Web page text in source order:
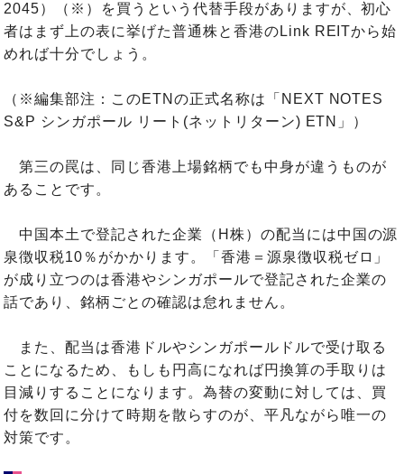
2045）（※）を買うという代替手段がありますが、初心
者はまず上の表に挙げた普通株と香港のLink REITから始
めれば十分でしょう。
（※編集部注：このETNの正式名称は「NEXT NOTES
S&P シンガポール リート(ネットリターン) ETN」）
第三の罠は、同じ香港上場銘柄でも中身が違うものが
あることです。
中国本土で登記された企業（H株）の配当には中国の源
泉徴収税10％がかかります。「香港＝源泉徴収税ゼロ」
が成り立つのは香港やシンガポールで登記された企業の
話であり、銘柄ごとの確認は怠れません。
また、配当は香港ドルやシンガポールドルで受け取る
ことになるため、もしも円高になれば円換算の手取りは
目減りすることになります。為替の変動に対しては、買
付を数回に分けて時期を散らすのが、平凡ながら唯一の
対策です。